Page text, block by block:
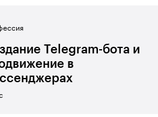
Telegram-бота и
в